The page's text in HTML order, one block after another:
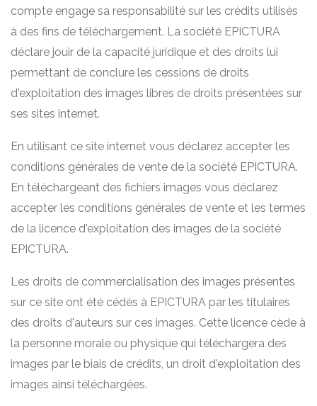
compte engage sa responsabilité sur les crédits utilisés
à des fins de téléchargement. La société EPICTURA
déclare jouir de la capacité juridique et des droits lui
permettant de conclure les cessions de droits
d'exploitation des images libres de droits présentées sur
ses sites internet.
En utilisant ce site internet vous déclarez accepter les
conditions générales de vente de la société EPICTURA.
En téléchargeant des fichiers images vous déclarez
accepter les conditions générales de vente et les termes
de la licence d'exploitation des images de la société
EPICTURA.
Les droits de commercialisation des images présentes
sur ce site ont été cédés à EPICTURA par les titulaires
des droits d'auteurs sur ces images. Cette licence cède à
la personne morale ou physique qui téléchargera des
images par le biais de crédits, un droit d'exploitation des
images ainsi téléchargées.